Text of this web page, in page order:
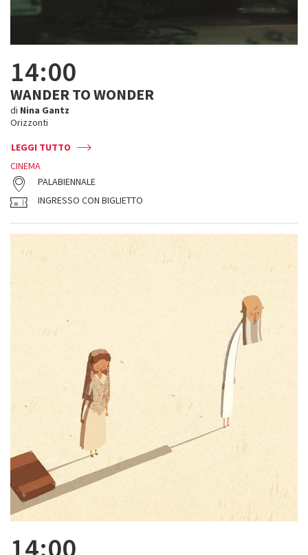
14:00
WANDER TO WONDER
di Nina Gantz
Orizzonti
LEGGI TUTTO
CINEMA
PALABIENNALE
INGRESSO CON BIGLIETTO
14:00